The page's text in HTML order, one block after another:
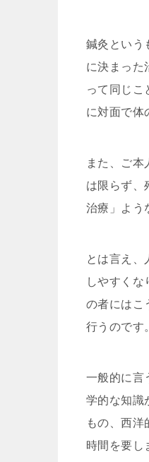
鍼灸という
に決まった
って同じこ
に対面で体
また、ご本
は限らず、
治療」よう
とは言え、
しやすくな
の者にはこ
行うのです
一般的に言
学的な知識
もの、西
時間を要